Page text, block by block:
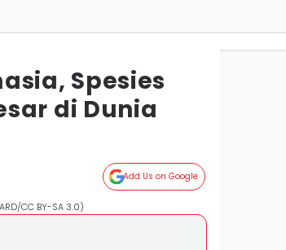
Spesies
di Dunia
Add Us on Google
CC BY-SA 3.0)